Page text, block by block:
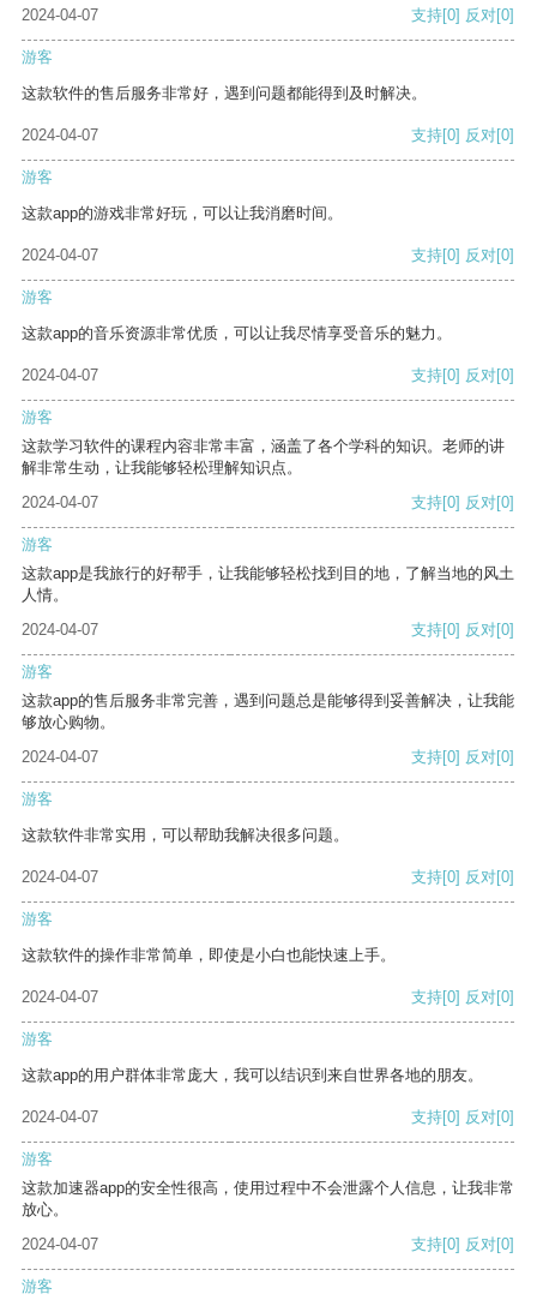
2024-04-07 支持[0] 反对[0]
游客
这款软件的售后服务非常好，遇到问题都能得到及时解决。
2024-04-07 支持[0] 反对[0]
游客
这款app的游戏非常好玩，可以让我消磨时间。
2024-04-07 支持[0] 反对[0]
游客
这款app的音乐资源非常优质，可以让我尽情享受音乐的魅力。
2024-04-07 支持[0] 反对[0]
游客
这款学习软件的课程内容非常丰富，涵盖了各个学科的知识。老师的讲
解非常生动，让我能够轻松理解知识点。
2024-04-07
支持[0] 反对[0]
游客
这款app是我旅行的好帮手，让我能够轻松找到目的地，了解当地的风土
人情。
2024-04-07
支持[0] 反对[0]
游客
这款app的售后服务非常完善，遇到问题总是能够得到妥善解决，让我能
够放心购物。
2024-04-07
支持[0] 反对[0]
游客
这款软件非常实用，可以帮助我解决很多问题。
2024-04-07 支持[0] 反对[0]
游客
这款软件的操作非常简单，即使是小白也能快速上手。
2024-04-07 支持[0] 反对[0]
游客
这款app的用户群体非常庞大，我可以结识到来自世界各地的朋友。
2024-04-07 支持[0] 反对[0]
游客
这款加速器app的安全性很高，使用过程中不会泄露个人信息，让我非常
放心。
2024-04-07
支持[0] 反对[0]
游客